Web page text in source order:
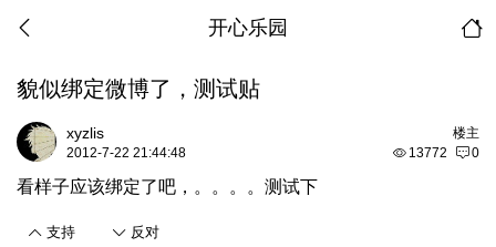
开心乐园
貌似绑定微博了，测试贴
楼主
xyzlis
13772 0
2012-7-22 21:44:48
看样子应该绑定了吧，。。。。测试下
支持 反对